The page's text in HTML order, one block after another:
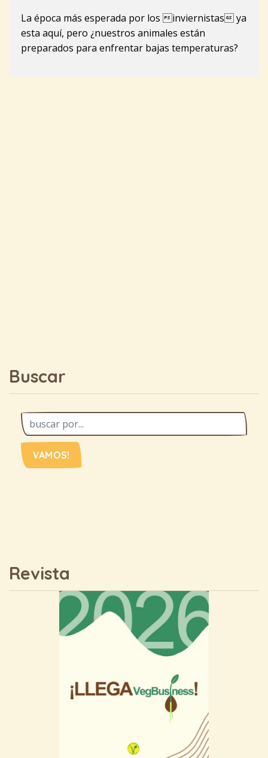
La época más esperada por los inviernistas ya
esta aquí, pero ¿nuestros animales están
preparados para enfrentar bajas temperaturas?
Buscar
VAMOS!
Revista